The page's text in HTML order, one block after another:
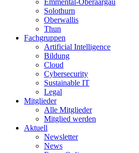
Emmental-Oberaargau
Solothurn
Oberwallis
Thun
Fachgruppen
Artificial Intelligence
Bildung
Cloud
Cybersecurity
Sustainable IT
Legal
Mitglieder
Alle Mitglieder
Mitglied werden
Aktuell
Newsletter
News